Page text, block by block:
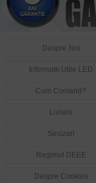
Despre Noi
Informatii Utile LED
Cum Comand?
Livrare
Sesizari
Regimul DEEE
Despre Cookies